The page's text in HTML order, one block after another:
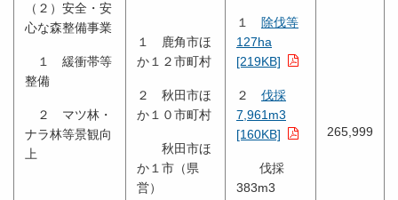
（２）安全・安
心な森整備事業
１ 緩衝帯等
整備
２ マツ林・
ナラ林等景観向
上
１ 鹿角市ほ
か１２市町村
２ 秋田市ほ
か１０市町村
秋田市ほ
か１市（県
営）
１ 除伐等
127ha
[219KB]
２ 伐採
7,961m3
[160KB]
伐採
383m3
265,999